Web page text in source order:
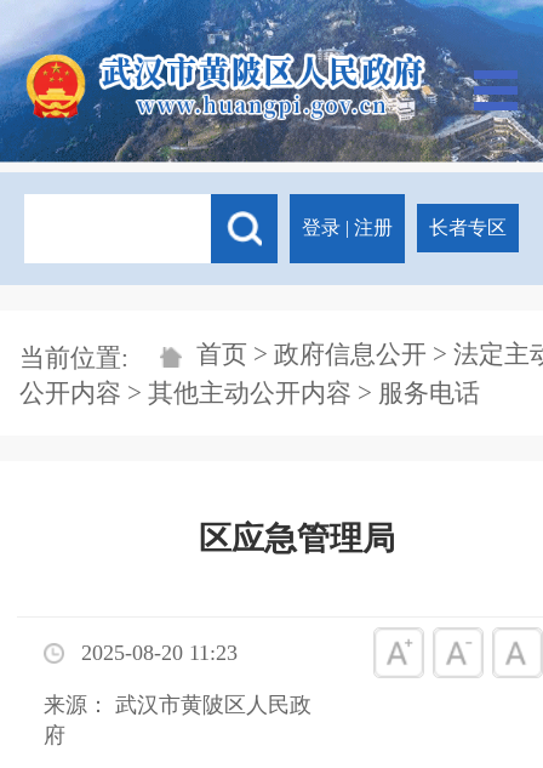
登录 | 注册 长者专区
当前位置: 首页 > 政府信息公开 > 法定主
公开内容 > 其他主动公开内容 > 服务电话
区应急管理局
2025-08-20 11:23
来源： 武汉市黄陂区人民政
府